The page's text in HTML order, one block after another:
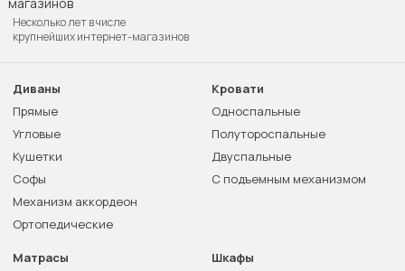
Несколько лет в числе
крупнейших интернет-магазинов
Диваны
Прямые
Угловые
Кушетки
Софы
Механизм аккордеон
Ортопедические
Кровати
Односпальные
Полутороспальные
Двуспальные
С подъемным механизмом
Матрасы
Шкафы